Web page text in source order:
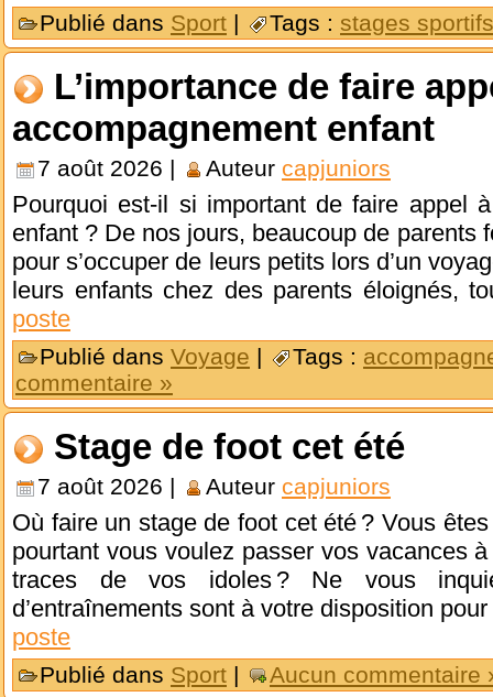
Publié dans Sport | Tags : stages sportifs
L’importance de faire
accompagnement enfant
7 août 2026 | Auteur capjuniors
Pourquoi est-il si important de faire appel
enfant ? De nos jours, beaucoup de parents
pour s’occuper de leurs petits lors d’un
leurs enfants chez des parents éloignés,
poste
Publié dans Voyage | Tags :
commentaire »
Stage de foot cet été
7 août 2026 | Auteur capjuniors
Où faire un stage de foot cet été ? Vous
pourtant vous voulez passer vos vacances
traces de vos idoles ? Ne vous
d’entraînements sont à votre disposition
poste
Publié dans Sport | Aucun commentaire